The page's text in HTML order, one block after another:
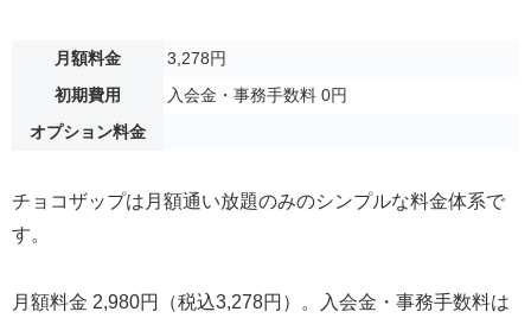
月額料金
3,278円
初期費用
入会金・事務手数料 0円
オプション料金
チョコザップは月額通い放題のみのシンプルな料金体系で
す。
月額料金 2,980円（税込3,278円）。入会金・事務手数料は